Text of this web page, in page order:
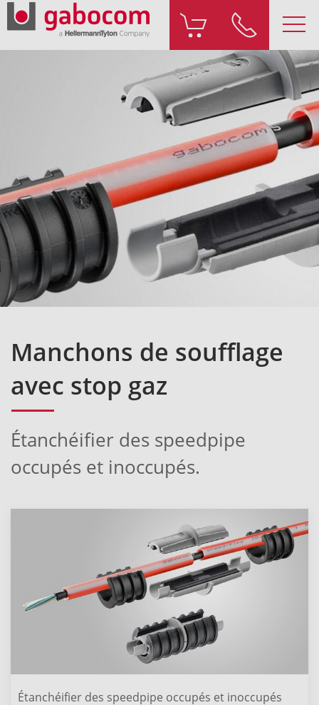
Manchons de soufflage
avec stop gaz
Étanchéifier des speedpipe
occupés et inoccupés.
Étanchéifier des speedpipe occupés et inoccupés